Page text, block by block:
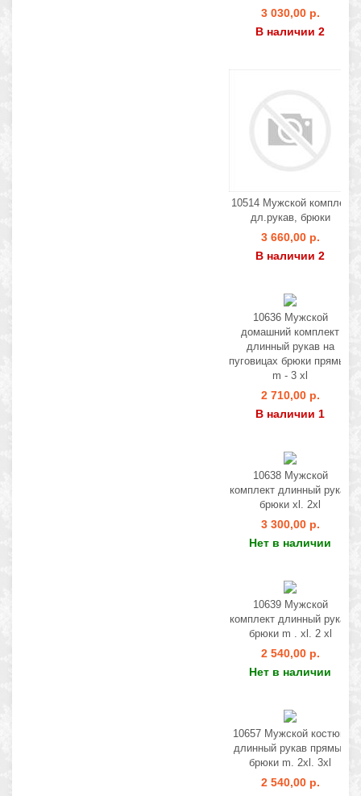
3 030,00 р.
В наличии 2
10514 Мужской комплек
дл.рукав, брюки
3 660,00 р.
В наличии 2
10636 Мужской
домашний комплект
длинный рукав на
пуговицах брюки прямые
m - 3 xl
2 710,00 р.
В наличии 1
10638 Мужской
комплект длинный рукав
брюки xl. 2xl
3 300,00 р.
Нет в наличии
10639 Мужской
комплект длинный рукав
брюки m . xl. 2 xl
2 540,00 р.
Нет в наличии
10657 Мужской костюм
длинный рукав прямые
брюки m. 2xl. 3xl
2 540,00 р.